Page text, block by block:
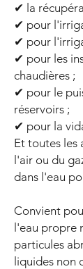
✔ la
✔ pour
✔ pour
✔ pour les
chaudières ;
✔ pour le
réservoirs ;
✔ pour la
Et toutes les
l'air ou du
dans l'eau
Convient
l'eau propre
particules
liquides non